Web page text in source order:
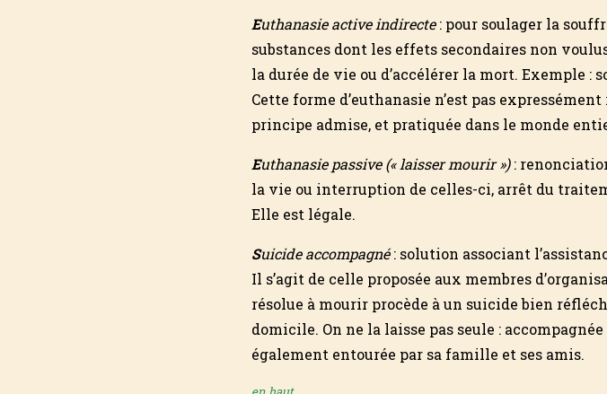
Euthanasie active indirecte: pour soulager la
substances dont les effets secondaires non
la durée de vie ou d’accélérer la mort. Exemple
Cette forme d’euthanasie n’est pas
principe admise, et pratiquée dans le monde
Euthanasie passive («laisser mourir »):
la vie ou interruption de celles-ci, arrêt du
Elle est légale.
Suicide accompagné: solution associant
Il s’agit de celle proposée aux membres
résolue à mourir procède à un suicide bien
domicile. On ne la laisse pas seule :
également entourée par sa famille et ses amis.